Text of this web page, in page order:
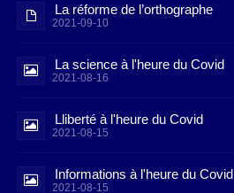
La réforme de l’orthographe
2021-09-10
La science à l'heure du Covid
2021-08-16
Lliberté à l'heure du Covid
2021-08-15
Informations à l'heure du Covid
2021-08-15